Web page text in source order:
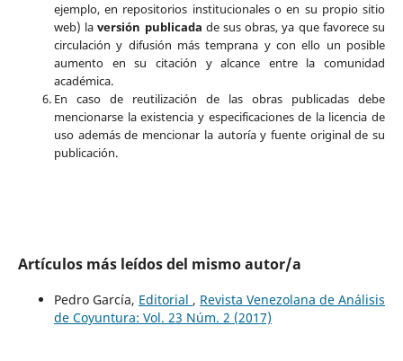
ejemplo, en repositorios institucionales o en su propio sitio
web) laversión publicada de sus obras, ya que favorece su
circulación y difusión más temprana y con ello un posible
aumento en su citación y alcance entre la comunidad
académica.
En caso de reutilización de las obras publicadas debe
mencionarse la existencia y especificaciones de la licencia de
uso además de mencionar la autoría y fuente original de su
publicación.
Artículos más leídos del mismo autor/a
Pedro García, Editorial , Revista Venezolana de Análisis
de Coyuntura: Vol. 23 Núm. 2 (2017)